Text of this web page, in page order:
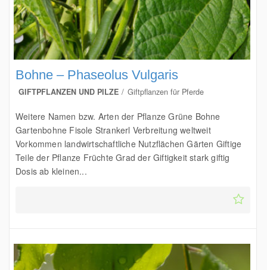
Bohne – Phaseolus Vulgaris
GIFTPFLANZEN UND PILZE Giftpflanzen für Pferde
Weitere Namen bzw. Arten der Pflanze Grüne Bohne
Gartenbohne Fisole Strankerl Verbreitung weltweit
Vorkommen landwirtschaftliche Nutzflächen Gärten Giftige
Teile der Pflanze Früchte Grad der Giftigkeit stark giftig
Dosis ab kleinen...